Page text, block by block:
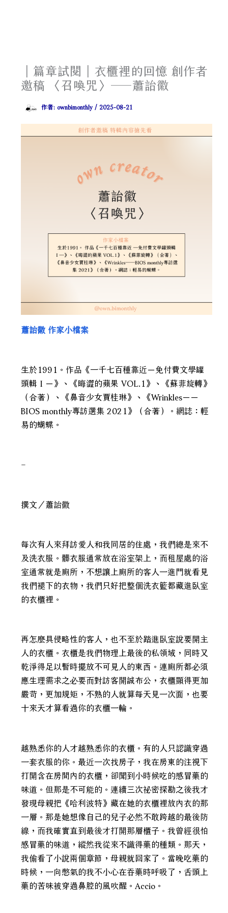
｜篇章試閱｜衣櫃裡的回憶 創作者
邀稿 〈召喚咒〉⸺蕭詒徽
作者:ownbimonthly / 2025-08-21
蕭詒徽 作家小檔案
生於1991。作品《一千七百種靠近－免付費文學罐
頭輯Ｉ－》、《晦澀的蘋果 VOL.1》、《蘇菲旋轉》
（合著）、《鼻音少女賈桂琳》、《Wrinkles－－
BIOS monthly專訪選集 2021》（合著）。網誌：輕
易的蝴蝶。
–
撰文／蕭詒徽
每次有人來拜訪愛人和我同居的住處，我們總是來不
及洗衣服。髒衣服通常放在浴室架上，而租屋處的浴
室通常就是廁所，不想讓上廁所的客人一進門就看見
我們褪下的衣物，我們只好把整個洗衣籃都藏進臥室
的衣櫃裡。
再怎麼具侵略性的客人，也不至於踏進臥室說要開主
人的衣櫃。衣櫃是我們物理上最後的私領域，同時又
乾淨得足以暫時擺放不可見人的東西。連廁所都必須
應生理需求之必要而對訪客開誠布公，衣櫃顯得更加
嚴苛，更加規矩，不熟的人就算每天見一次面，也要
十來天才算看過你的衣櫃一輪。
越熟悉你的人才越熟悉你的衣櫃。有的人只認識穿過
一套衣服的你。最近一次找房子，我在房東的注視下
打開含在房間內的衣櫃，卻聞到小時候吃的感冒藥的
味道。但那是不可能的。連續三次祕密探勘之後我才
發現母親把《哈利波特》藏在她的衣櫃裡放內衣的那
一層。那是她想像自己的兒子必然不敢跨越的最後防
線，而我確實直到最後才打開那層櫃子。我曾經很怕
感冒藥的味道，縱然我從來不識得藥的種類。那天，
我偷看了小說兩個章節，母親就回家了。當晚吃藥的
時候，一向憋氣的我不小心在吞藥時呼吸了，舌頭上
藥的苦味被穿過鼻腔的風吹醒。Accio。